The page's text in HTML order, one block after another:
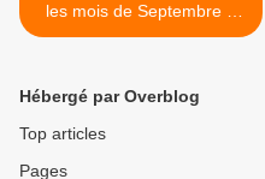
les mois de Septembre à
Décembre 2024
Hébergé par Overblog
Top articles
Pages